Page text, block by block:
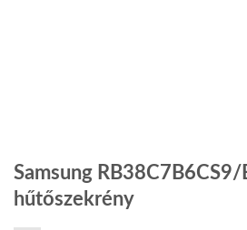
Samsung RB38C7B6CS9/
hűtőszekrény